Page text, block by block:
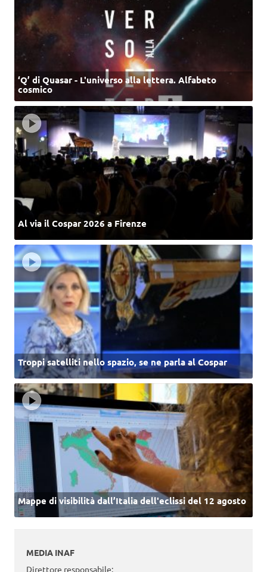
‘Q’ di Quasar - L'universo alla lettera. Alfabeto
cosmico
Al via il Cospar 2026 a Firenze
Troppi satelliti nello spazio, se ne parla al Cospar
Mappe di visibilità dall’Italia dell'eclissi del 12 agosto
MEDIA INAF
Direttore responsabile: